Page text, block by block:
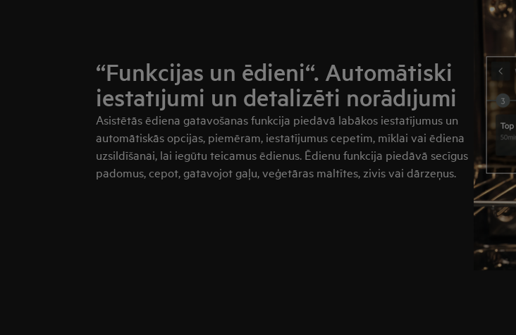
“Funkcijas un ēdieni“. Automātiski
iestatījumi un detalizēti norādījumi
Asistētās ēdiena gatavošanas funkcija piedāvā labākos iestatījumus un
automātiskās opcijas, piemēram, iestatījumus cepetim, mīklai vai ēdiena
uzsildīšanai, lai iegūtu teicamus ēdienus. Ēdienu funkcija piedāvā secīgus
padomus, cepot, gatavojot gaļu, veģetāras maltītes, zivis vai dārzeņus.